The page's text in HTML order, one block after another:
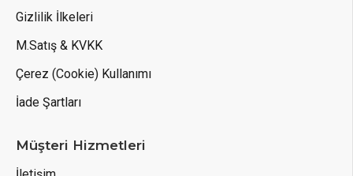
Gizlilik İlkeleri
M.Satış & KVKK
Çerez (Cookie) Kullanımı
İade Şartları
Müşteri Hizmetleri